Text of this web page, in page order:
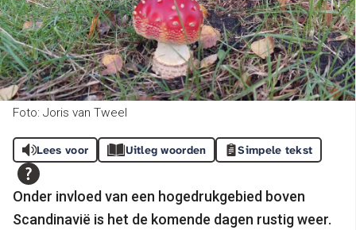
Foto: Joris van Tweel
Lees voor Uitleg woorden Simpele tekst
Onder invloed van een hogedrukgebied boven
Scandinavië is het de komende dagen rustig weer.